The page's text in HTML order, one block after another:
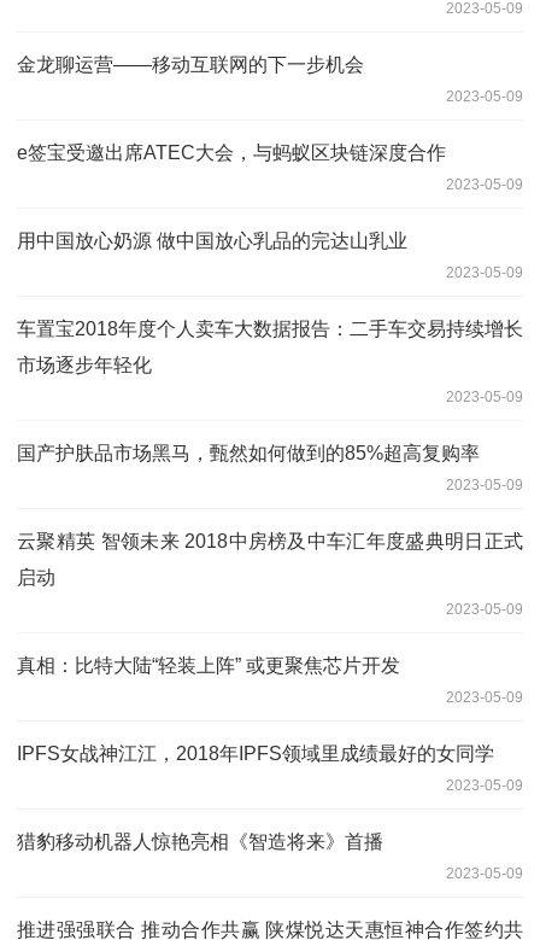
2023-05-09
金龙聊运营——移动互联网的下一步机会
2023-05-09
e签宝受邀出席ATEC大会，与蚂蚁区块链深度合作
2023-05-09
用中国放心奶源 做中国放心乳品的完达山乳业
2023-05-09
车置宝2018年度个人卖车大数据报告：二手车交易持续增长
市场逐步年轻化
2023-05-09
国产护肤品市场黑马，甄然如何做到的85%超高复购率
2023-05-09
云聚精英 智领未来 2018中房榜及中车汇年度盛典明日正式
启动
2023-05-09
真相：比特大陆“轻装上阵” 或更聚焦芯片开发
2023-05-09
IPFS女战神江江，2018年IPFS领域里成绩最好的女同学
2023-05-09
猎豹移动机器人惊艳亮相《智造将来》首播
2023-05-09
推进强强联合 推动合作共赢 陕煤悦达天惠恒神合作签约共